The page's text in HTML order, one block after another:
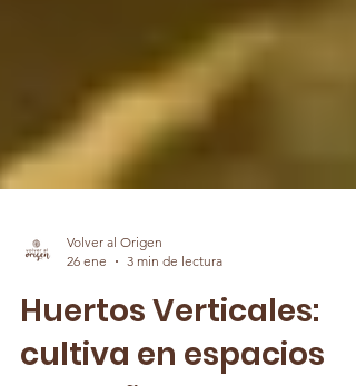
Volver al Origen
26 ene
3 min de lectura